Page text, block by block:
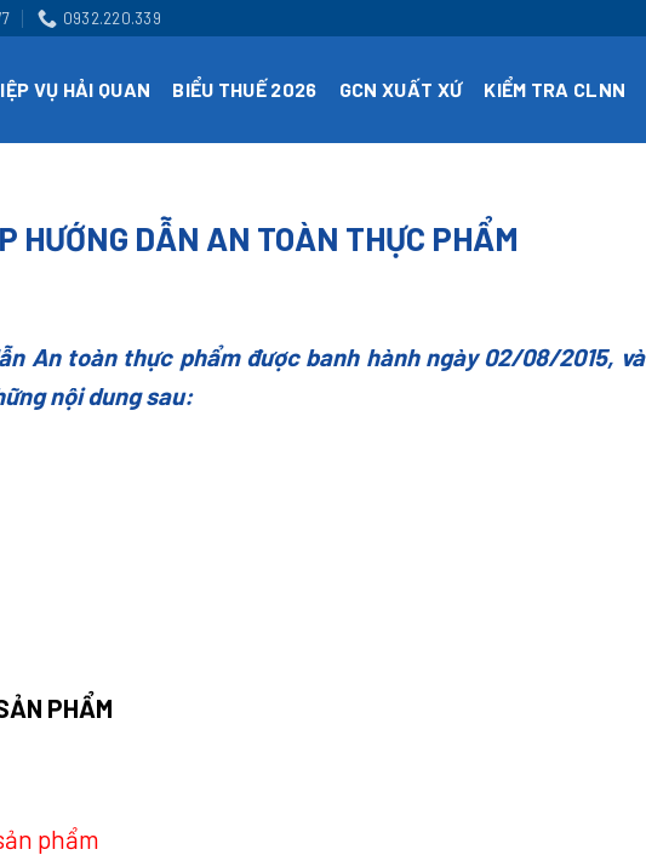
0932.220.339
VỤ HẢI QUAN BIỂU THUẾ 2026 GCN XUẤT XỨ KIỂM TRA CLNN
DẪN AN TOÀN THỰC PHẨM
An toàn thực phẩm được banh hành ngày 02/08/2015, và
nội dung sau:
PHẨM
phẩm